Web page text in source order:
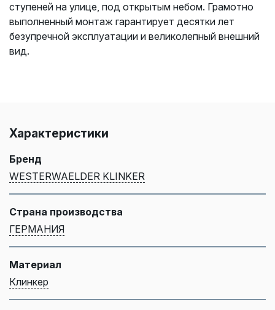
ступеней на улице, под открытым небом. Грамотно
выполненный монтаж гарантирует десятки лет
безупречной эксплуатации и великолепный внешний
вид.
Характеристики
Бренд
WESTERWAELDER KLINKER
Страна производства
ГЕРМАНИЯ
Материал
Клинкер